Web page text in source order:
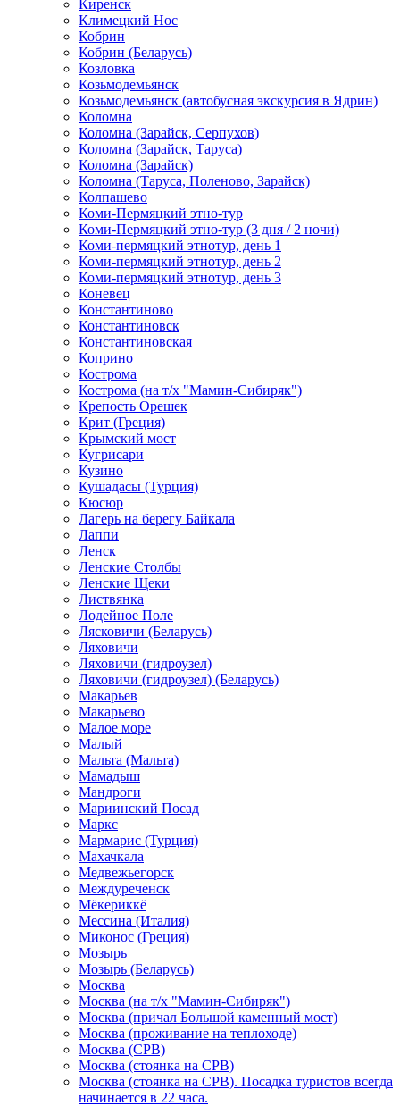
Киренск
Климецкий Нос
Кобрин
Кобрин (Беларусь)
Козловка
Козьмодемьянск
Козьмодемьянск (автобусная экскурсия в Ядрин)
Коломна
Коломна (Зарайск, Серпухов)
Коломна (Зарайск, Таруса)
Коломна (Зарайск)
Коломна (Таруса, Поленово, Зарайск)
Колпашево
Коми-Пермяцкий этно-тур
Коми-Пермяцкий этно-тур (3 дня / 2 ночи)
Коми-пермяцкий этнотур, день 1
Коми-пермяцкий этнотур, день 2
Коми-пермяцкий этнотур, день 3
Коневец
Константиново
Константиновск
Константиновская
Коприно
Кострома
Кострома (на т/х "Мамин-Сибиряк")
Крепость Орешек
Крит (Греция)
Крымский мост
Кугрисари
Кузино
Кушадасы (Турция)
Кюсюр
Лагерь на берегу Байкала
Лаппи
Ленск
Ленские Столбы
Ленские Щеки
Листвянка
Лодейное Поле
Лясковичи (Беларусь)
Ляховичи
Ляховичи (гидроузел)
Ляховичи (гидроузел) (Беларусь)
Макарьев
Макарьево
Малое море
Малый
Мальта (Мальта)
Мамадыш
Мандроги
Мариинский Посад
Маркс
Мармарис (Турция)
Махачкала
Медвежьегорск
Междуреченск
Мёкериккё
Мессина (Италия)
Миконос (Греция)
Мозырь
Мозырь (Беларусь)
Москва
Москва (на т/х "Мамин-Сибиряк")
Москва (причал Большой каменный мост)
Москва (проживание на теплоходе)
Москва (СРВ)
Москва (стоянка на СРВ)
Москва (стоянка на СРВ). Посадка туристов всегда
начинается в 22 часа.